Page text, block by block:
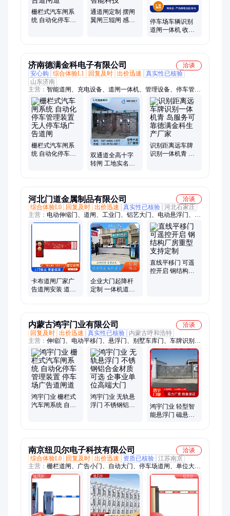
栅栏式汽车闸系
统 自动化停车管
通道闸定制 摆闸
翼闸三辊闸 感应
停车场车辆识别
道闸一体机 收费
济南德满金科电子有限公司
洽谈
安心购
综合体验L1 回复及时 出价迅速
真实性已核验
山东济南
主营： 智能道闸、充电设备、道闸一体机、管理设备、停车管理
系统、停车场收费系统、车牌识别系统、自动升降闸机、车辆识
别系统、门口升降杆道闸、车牌识别一体机、车牌识别道闸系
统、车牌识别道闸、人行通道闸、摆闸、新能源充电桩、液压升
降柱、路障机、道闸厂家、翼闸、人行小门、电动伸缩门、环保
门禁系统、高清车牌识别系统、全高转闸
栅栏式汽车闸系
统 自动化停车管
双通道全高十字
转闸 工地实名制
识别距离远车牌
识别一体机青 岛
河北门道金属制品有限公司
洽谈
综合体验L0
回复及时 出价迅速 真实性已核验 河北石家庄
主营： 电动伸缩门、道闸、工业门、铝艺大门、电动悬浮门、悬
浮门安装、电动段滑门、平移电动门、无轨段滑门、智能伸缩
门、铝合金电动门、厂房电动伸缩门、悬浮平移门、空降道闸、
通道闸机、广告道闸、工业平开门、旗杆、自动升降柱、栅栏道
闸、铝艺护栏、道闸厂家、铁艺围栏、门卫室活动房、岗亭
卡布道闸厂家广
告道闸安装 道栅
企业大门起降杆
定制 一体机道闸
直线平移门 可遥
控开启 钢结构厂
内蒙古鸿宇门业有限公司
洽谈
回复及时 出价迅速 真实性已核验
内蒙古呼和浩特
主营： 伸缩门、电动平移门、悬浮门、别墅车库门、车牌识别道
闸、升降柱、旋转门、快速堆积门、卷帘门、感应门、出入库闸
机、肯德基门
鸿宇门业 栅栏式
汽车闸系统 自动
鸿宇门业 无轨悬
浮门 不锈钢铝合
鸿宇门业 轻型智
能悬浮门 磁悬浮
南京纽贝尔电子科技有限公司
洽谈
综合体验L0
回复及时 出价迅速 资质已核验 江苏南京
主营： 栅栏道闸、广告小门、自动大门、停车场道闸、单位大
门、电动伸缩门、道闸一体机、豪华速通门、防冲撞升降柱、不
锈钢电动门、豪华全高平移闸